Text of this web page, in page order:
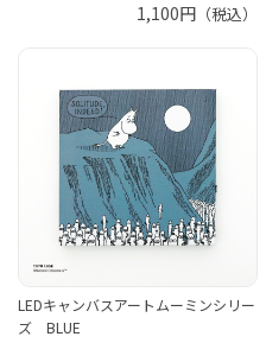
1,100円（税込）
LEDキャンバスアートムーミンシリー
ズ BLUE